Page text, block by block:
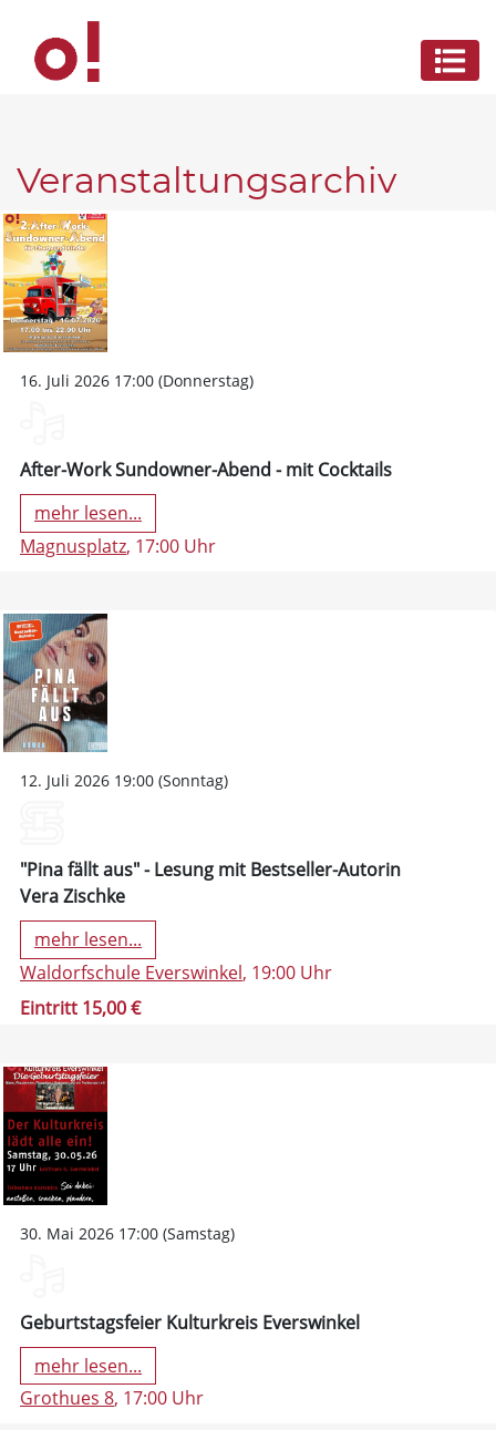
Veranstaltungsarchiv
16. Juli 2026 17:00 (Donnerstag)
After-Work Sundowner-Abend - mit Cocktails
mehr lesen...
Magnusplatz, 17:00 Uhr
12. Juli 2026 19:00 (Sonntag)
"Pina fällt aus" - Lesung mit Bestseller-Autorin
Vera Zischke
mehr lesen...
Waldorfschule Everswinkel, 19:00 Uhr
Eintritt 15,00 €
30. Mai 2026 17:00 (Samstag)
Geburtstagsfeier Kulturkreis Everswinkel
mehr lesen...
Grothues 8, 17:00 Uhr